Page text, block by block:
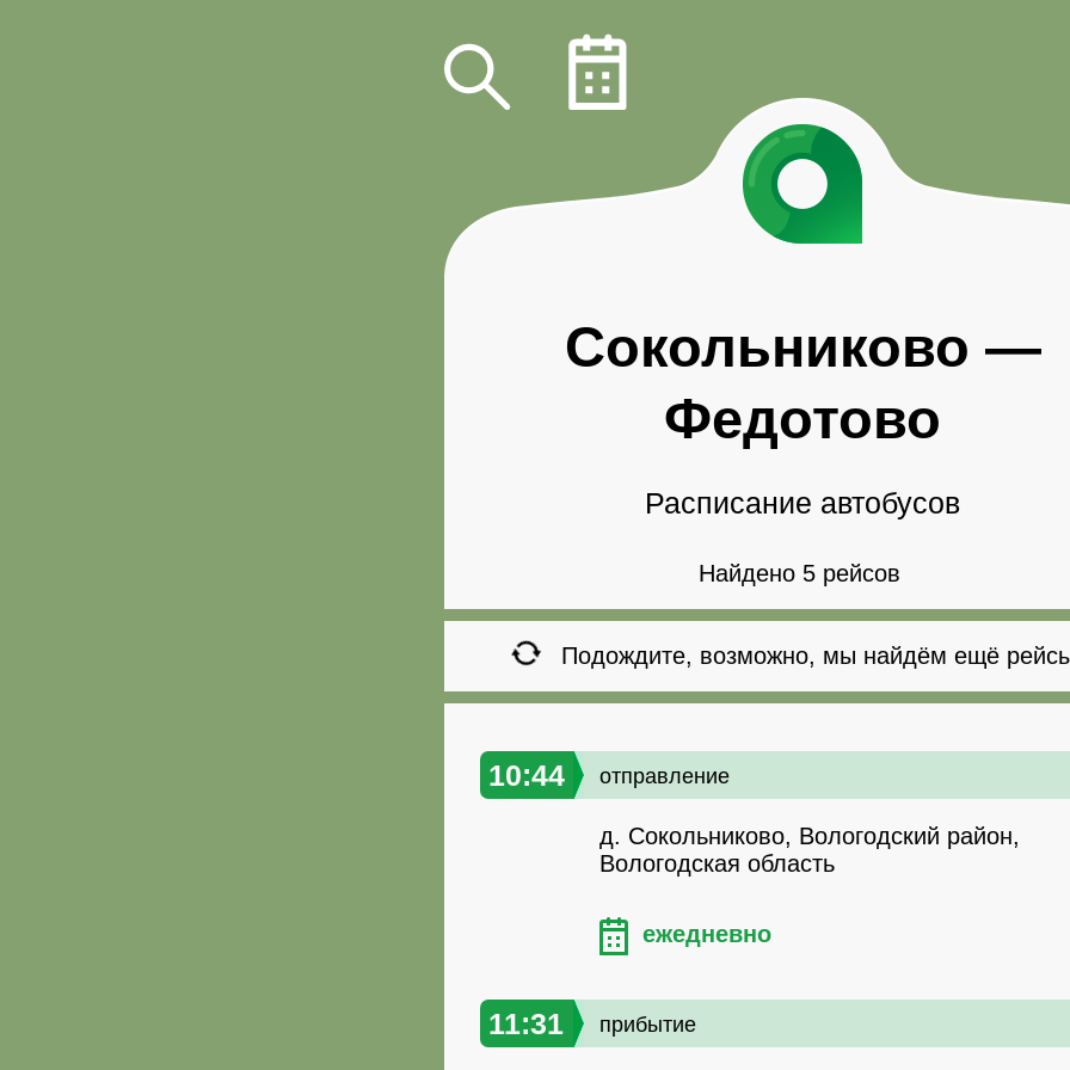
Сокольниково —
Федотово
Расписание автобусов
Найдено 5 рейсов
Подождите, возможно, мы найдём ещё
10:44 отправление
д. Сокольниково, Вологодский район,
Вологодская область
ежедневно
11:31 прибытие